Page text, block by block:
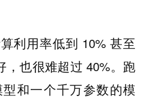
利用率低到 10% 甚至
，也很难超过 40%。跑
和一个千万参数的模